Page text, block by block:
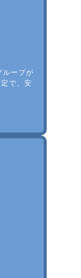
ループが
で、安